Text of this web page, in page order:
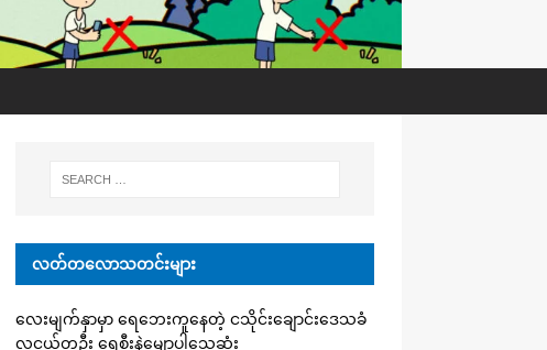
လတ်တလောသတင်းများ
လေးမျက်နှာမှာ ရေဘေးကူနေတဲ့ ငသိုင်းချောင်းဒေသခံ
လူငယ်တဦး ရေစီးနဲ့မျောပါသေဆုံး